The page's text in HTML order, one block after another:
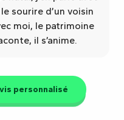
sourire d’un voisin
moi, le patrimoine
il s’anime.
personnalisé